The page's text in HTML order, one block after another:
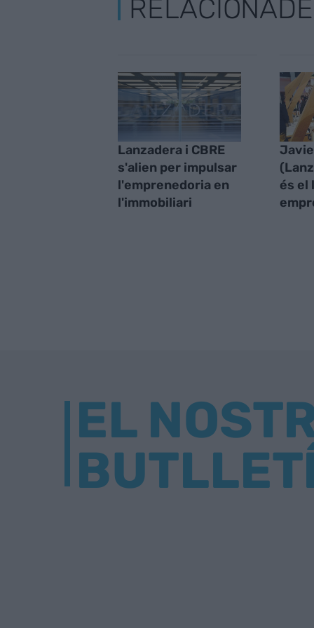
Lanzadera i CBRE
s'alien per impulsar
l'emprenedoria en
l'immobiliari
és el
EL